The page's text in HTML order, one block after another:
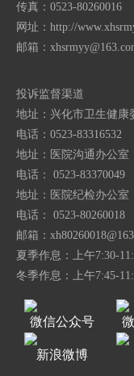
传真：0523-80260016
网址：http://
邮箱：
投诉监督渠道
地址：兴化市卫生健康
电话：0523-83316532
地址：医院沟通办公室
电话： 0523-83370049
地址：医院纪检办公室
电话： 0523-80260018
邮箱：
夏季作息：上午7:30-
冬季作息：上午7:45-
微信公众号
新浪微博